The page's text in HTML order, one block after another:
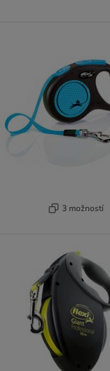
3 možností